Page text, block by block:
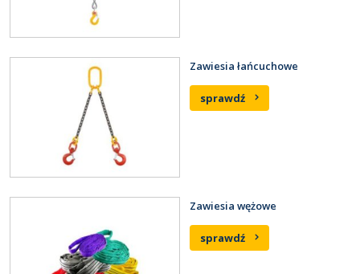
Zawiesia łańcuchowe
sprawdź
Zawiesia wężowe
sprawdź